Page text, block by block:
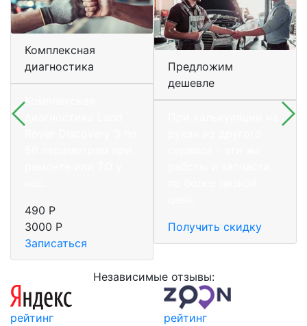
Комплексная
диагностика
Комплексная
490 Р
3000 Р
Записаться
Предложим
дешевле
Получить скидку
Независимые отзывы:
рейтинг рейтинг